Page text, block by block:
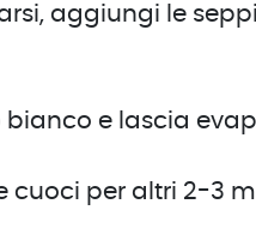
aggiungi le
e lascia
cuoci per altri 2-3